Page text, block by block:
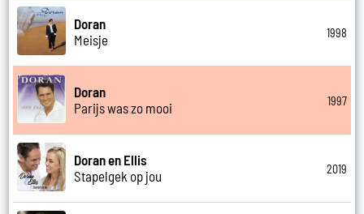
Doran
Meisje
1998
Doran
Parijs was zo mooi
1997
Doran en Ellis
Stapelgek op jou
2019